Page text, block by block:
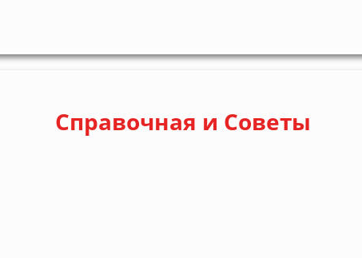
Справочная и Советы